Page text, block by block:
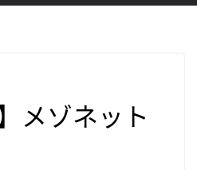
メゾネット